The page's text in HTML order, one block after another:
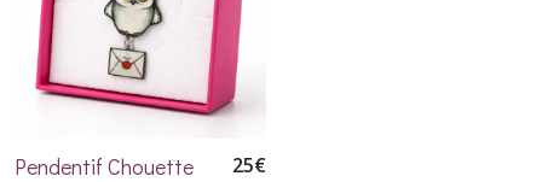
Pendentif Chouette
25€
La
vie
d'artiste